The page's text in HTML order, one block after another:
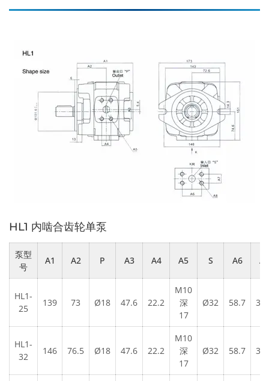
HL1 内啮合齿轮单泵
泵型
号
A1 A2 P A3 A4 A5 S A6 A7
HL1-
25
139 73 Ø18 47.6 22.2
M10
深
17
Ø32 58.7
HL1-
32
146 76.5 Ø18 47.6 22.2
M10
深
17
Ø32 58.7